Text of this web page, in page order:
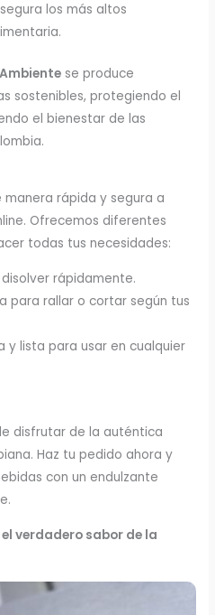
los más altos
se produce
sostenibles, protegiendo el
el bienestar de las
rápida y segura a
Ofrecemos diferentes
todas tus necesidades:
rápidamente.
para rallar o cortar según tus
y lista para usar en cualquier
disfrutar de la auténtica
Haz tu pedido ahora y
con un endulzante
verdadero sabor de la